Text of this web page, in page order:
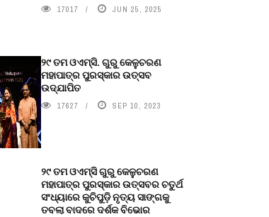
17017 JUN 25, 2025
୨୯ ତମ ଓଏମ୍‌ସି. ଗୁରୁ କେଳୁଚରଣ
ମହାପାତ୍ର ପୁରସ୍କାର ଉତ୍ସବ
ଉଦ୍‍ଯାପିତ
17627 SEP 10, 2023
୨୯ ତମ ଓଏମ୍‌ସି ଗୁରୁ କେଳୁଚରଣ
ମହାପାତ୍ର ପୁରସ୍କାର ଉତ୍ସବର ଚତୁର୍ଥ
ସଂଧ୍ୟାରେ କୁଚିପୁଡ଼ି ନୃତ୍ୟ ସାଙ୍ଗକୁ
ତବଲା ବାଦରେ ଦର୍ଶକ ବିଭୋର